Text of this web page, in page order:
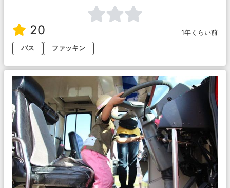
20
1年くらい前
バス
ファッキン